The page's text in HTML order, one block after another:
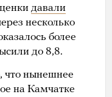
давали
несколько
более
до 8,8.
что нынешнее
на Камчатке